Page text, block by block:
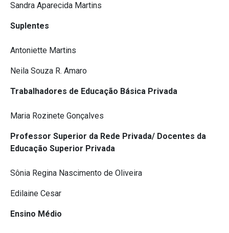
Sandra Aparecida Martins
Suplentes
Antoniette Martins
Neila Souza R. Amaro
Trabalhadores de Educação Básica Privada
Maria Rozinete Gonçalves
Professor Superior da Rede Privada/ Docentes da
Educação Superior Privada
Sônia Regina Nascimento de Oliveira
Edilaine Cesar
Ensino Médio